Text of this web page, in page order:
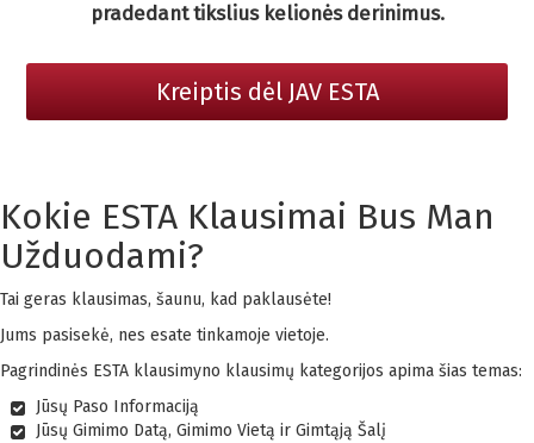
pradedant tikslius kelionės derinimus.
Kreiptis dėl JAV ESTA
Kokie ESTA Klausimai Bus Man
Užduodami?
Tai geras klausimas, šaunu, kad paklausėte!
Jums pasisekė, nes esate tinkamoje vietoje.
Pagrindinės ESTA klausimyno klausimų kategorijos apima šias temas:
Jūsų Paso Informaciją
Jūsų Gimimo Datą, Gimimo Vietą ir Gimtąją Šalį